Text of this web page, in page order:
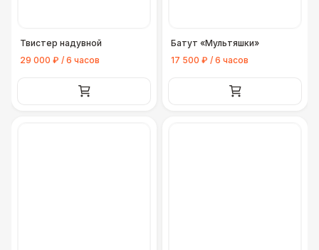
Твистер надувной
29 000 ₽ / 6 часов
Батут «Мультяшки»
17 500 ₽ / 6 часов